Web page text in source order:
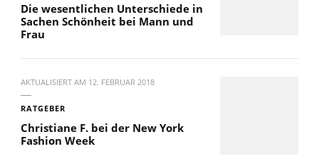
Die wesentlichen Unterschiede in
Sachen Schönheit bei Mann und
Frau
AKTUALISIERT AM 12. FEBRUAR 2018
RATGEBER
Christiane F. bei der New York
Fashion Week